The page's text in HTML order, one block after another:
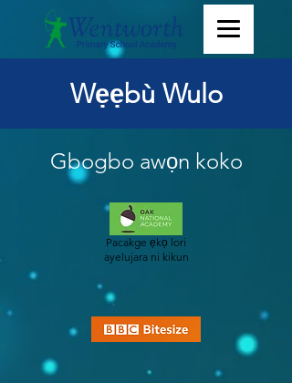
Wẹẹbù Wulo
Gbogbo awọn koko
Pacakge ẹkọ lori
ayelujara ni kikun